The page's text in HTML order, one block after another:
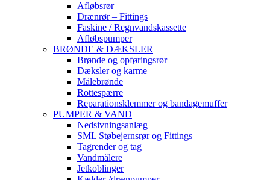
Afløbsrør
Drænrør – Fittings
Faskine / Regnvandskassette
Afløbspumper
BRØNDE & DÆKSLER
Brønde og opføringsrør
Dæksler og karme
Målebrønde
Rottespærre
Reparationsklemmer og bandagemuffer
PUMPER & VAND
Nedsivningsanlæg
SML Støbejernsrør og Fittings
Tagrender og tag
Vandmålere
Jetkoblinger